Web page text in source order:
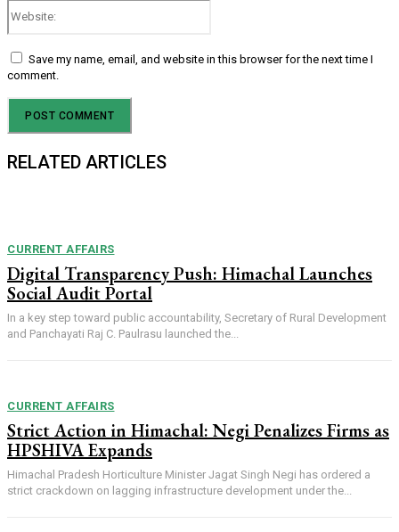
Save my name, email, and website in this browser for the next time I
comment.
RELATED ARTICLES
CURRENT AFFAIRS
Digital Transparency Push: Himachal Launches
Social Audit Portal
In a key step toward public accountability, Secretary of Rural Development
and Panchayati Raj C. Paulrasu launched the...
CURRENT AFFAIRS
Strict Action in Himachal: Negi Penalizes Firms as
HPSHIVA Expands
Himachal Pradesh Horticulture Minister Jagat Singh Negi has ordered a
strict crackdown on lagging infrastructure development under the...